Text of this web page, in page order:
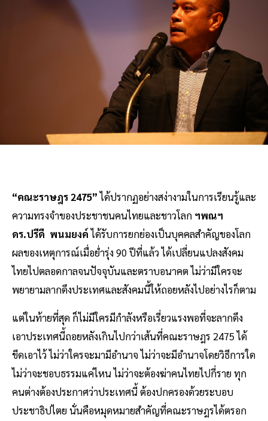
“คณะราษฎร 2475”ได้ปรากฏอย่างสง่างามในการเรียนรู้และ
ความทรงจำของประชาชนคนไทยและชาวโลก ฯพณฯ
ดร.ปรีดี พนมยงค์ได้รับการยกย่องเป็นบุคคลสำคัญของโลก
ผลของเหตุการณ์เมื่อย่ำรุ่ง 90 ปีที่แล้ว ได้เปลี่ยนแปลงสังคม
ไทยไปตลอดกาลจนปัจจุบันและตราบอนาคต ไม่ว่ามีใครจะ
พยายามลากดึงประเทศและสังคมนี้ให้ถอยหลังไปอย่างไรก็ตาม
แต่ในท้ายที่สุด ก็ไม่มีใครมีกำลังหรือเรี่ยวแรงพอที่จะลากดึง
เอาประเทศนี้ถอยหลังเกินไปกว่าเส้นที่คณะราษฎร 2475 ได้
ขีดเอาไว้ ไม่ว่าใครจะมามีอำนาจ ไม่ว่าจะมีอำนาจโดยวิธีการใด
ไม่ว่าจะชอบธรรมแค่ไหน ไม่ว่าจะต้องฆ่าคนไทยไปกี่ราย ทุก
คนต่างต้องประกาศว่าประเทศนี้ ต้องปกครองด้วยระบอบ
ประชาธิปไตย นั่นคือหมุดหมายสำคัญที่คณะราษฎรได้ตรอก